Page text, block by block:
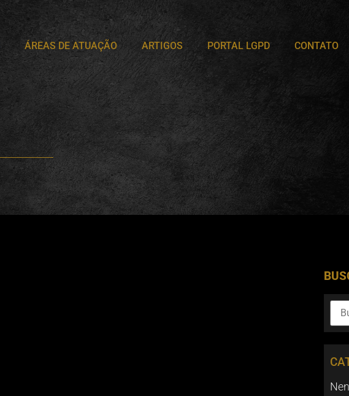
ÁREAS DE ATUAÇÃO ARTIGOS PORTAL LGPD CONTATO